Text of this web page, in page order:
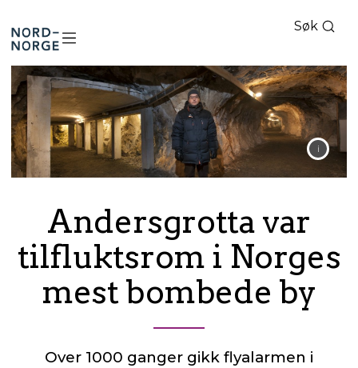
Nord-
Norge
Søk
Andersgrotta var
tilfluktsrom i Norges
mest bombede by
Over 1000 ganger gikk flyalarmen i